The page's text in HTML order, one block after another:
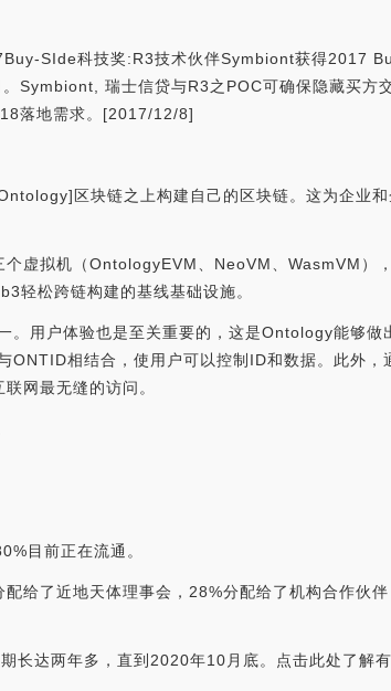
SIde科技奖:R3技术伙伴Symbiont获得2017
Symbiont, 瑞士信贷与R3之POC可确保隐藏买方
落地需求。[2017/12/8]
区块链之上构建自己的区块链。这为企业
虚拟机（OntologyEVM、NeoVM、WasmVM）
轻松跨链构建的基线基础设施。
。用户体验也是至关重要的，这是Ontology能够
ONTID相结合，使用户可以控制ID和数据。此外
网最无缝的访问。
目前正在流通。
给了近地天体理事会，28%分配给了机构合作伙
长达两年多，直到2020年10月底。点击此处了解